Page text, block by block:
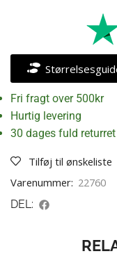
Fri fragt over 500kr
Hurtig levering
30 dages fuld returret
Tilføj til ønskeliste
Varenummer: 22760
DEL: